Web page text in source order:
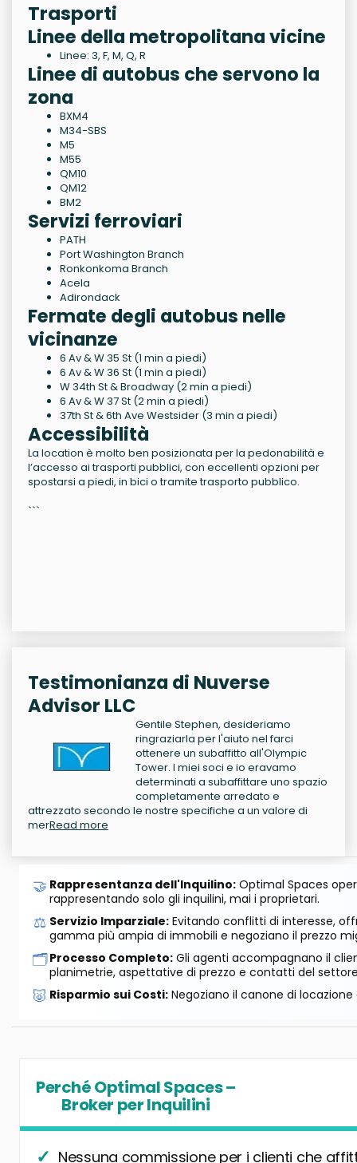
Trasporti
Linee della metropolitana vicine
Linee: 3, F, M, Q, R
Linee di autobus che servono la
zona
BXM4
M34-SBS
M5
M55
QM10
QM12
BM2
Servizi ferroviari
PATH
Port Washington Branch
Ronkonkoma Branch
Acela
Adirondack
Fermate degli autobus nelle
vicinanze
6 Av & W 35 St (1 min a piedi)
6 Av & W 36 St (1 min a piedi)
W 34th St & Broadway (2 min a piedi)
6 Av & W 37 St (2 min a piedi)
37th St & 6th Ave Westsider (3 min a piedi)
Accessibilità
La location è molto ben posizionata per la pedonabilità e
l’accesso ai trasporti pubblici, con eccellenti opzioni per
spostarsi a piedi, in bici o tramite trasporto pubblico.
```
Testimonianza di Nuverse
Advisor LLC
Gentile Stephen, desideriamo
ringraziarla per l'aiuto nel farci
ottenere un subaffitto all'Olympic
Tower. I miei soci e io eravamo
determinati a subaffittare uno spazio
completamente arredato e
attrezzato secondo le nostre specifiche a un valore di
merRead more
🤝 Rappresentanza dell'Inquilino: Optimal Spaces
rappresentando solo gli inquilini, mai i proprietari.
⚖️ Servizio Imparziale: Evitando conflitti di interesse,
gamma più ampia di immobili e negoziano il prezzo
🗂️Processo Completo: Gli agenti accompagnano il
planimetrie, aspettative di prezzo e contatti del
🐷 Risparmio sui Costi: Negoziano il canone di
Perché Optimal Spaces –
Broker per Inquilini
Nessuna commissione per i clienti che